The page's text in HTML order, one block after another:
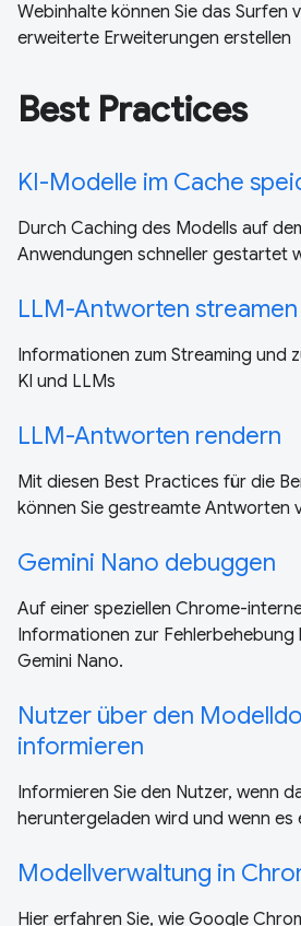
Webinhalte können Sie das Surfen
erweiterte Erweiterungen erstellen
Best Practices
KI-Modelle im Cache
Durch Caching des Modells auf
Anwendungen schneller gestartet
LLM-Antworten streamen
Informationen zum Streaming und
KI und LLMs
LLM-Antworten rendern
Mit diesen Best Practices für die
können Sie gestreamte Antworten
Gemini Nano debuggen
Auf einer speziellen Chrome-
Informationen zur
Gemini Nano.
Nutzer über den
informieren
Informieren Sie den Nutzer, wenn
heruntergeladen wird und wenn es
Modellverwaltung in
Hier erfahren Sie, wie Google